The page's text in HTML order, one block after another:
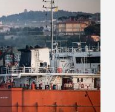
с
Впрочем, на этом